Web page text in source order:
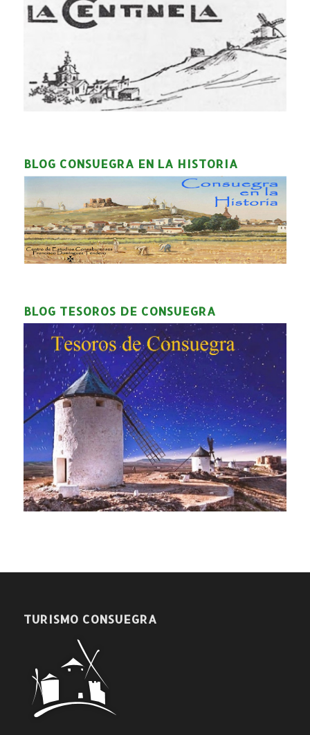
BLOG CONSUEGRA EN LA HISTORIA
BLOG TESOROS DE CONSUEGRA
TURISMO CONSUEGRA